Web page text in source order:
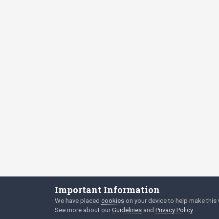
Important Information
We have placed cookies on your device to help make this
See more about our Guidelines and Privacy Policy